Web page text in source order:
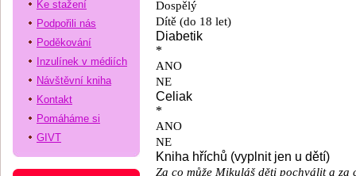
Ke stažení
Podpořili nás
Poděkování
Inzulínek v médiích
Návštěvní kniha
Kontakt
Pomáháme si
GIVT